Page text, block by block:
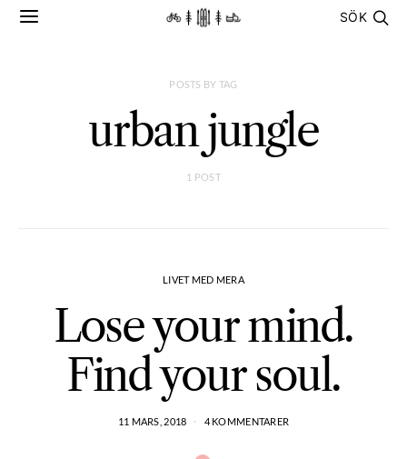
SÖK
POSTS BY TAG
urban jungle
1 POST
LIVET MED MERA
Lose your mind.
Find your soul.
11 MARS, 2018 4 KOMMENTARER